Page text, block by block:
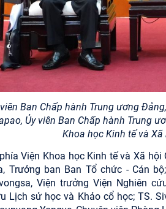
viên Ban Chấp hành Trung ương
Ủy viên Ban Chấp hành Trung
Khoa học Kinh tế và
Viện Khoa học Kinh tế và Xã
Trưởng ban Ban Tổ chức - Cán
Viện trưởng Viện Nghiên
Lịch sử học và Khảo cổ học; TS.